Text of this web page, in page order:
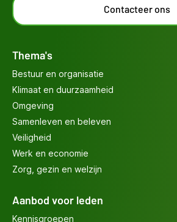
Contacteer ons
Thema's
Bestuur en organisatie
Klimaat en duurzaamheid
Omgeving
Samenleven en beleven
Veiligheid
Werk en economie
Zorg, gezin en welzijn
Aanbod voor leden
Kennisgroepen